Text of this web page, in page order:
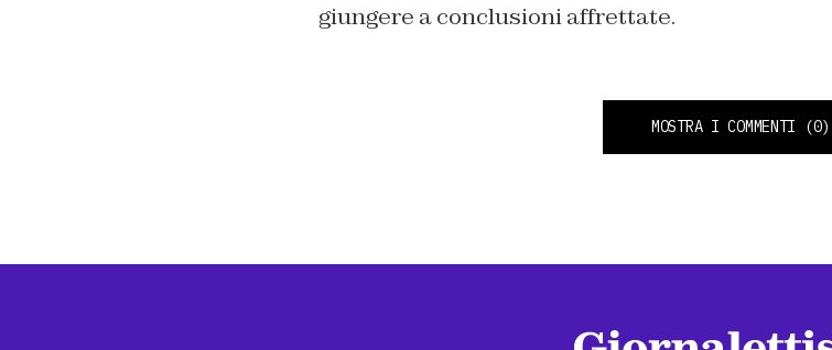
giungere a conclusioni affrettate.
MOSTRA I COMMENTI (0)